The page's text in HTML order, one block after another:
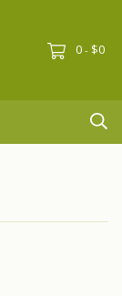
0 - $0